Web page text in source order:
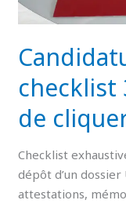
checklist
de
Checklist
dépôt d’un
attestations,